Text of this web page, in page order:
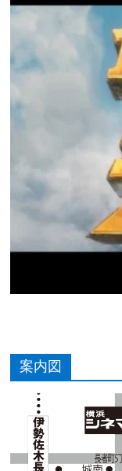
案内図